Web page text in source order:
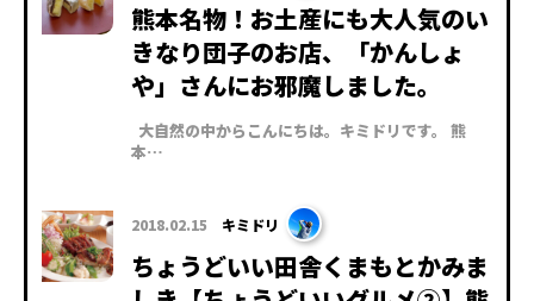
熊本名物！お土産にも大人気のい
きなり団子のお店、「かんしょ
や」さんにお邪魔しました。
大自然の中からこんにちは。キミドリです。 熊
本…
2018.02.15 キミドリ
ちょうどいい田舎くまもとかみま